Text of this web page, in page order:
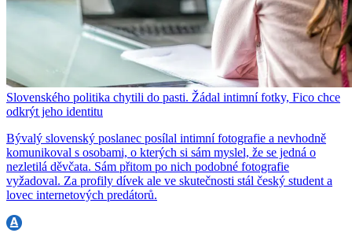
Slovenského politika chytili do pasti. Žádal intimní fotky, Fico chce
odkrýt jeho identitu
Bývalý slovenský poslanec posílal intimní fotografie a nevhodně
komunikoval s osobami, o kterých si sám myslel, že se jedná o
nezletilá děvčata. Sám přitom po nich podobné fotografie
vyžadoval. Za profily dívek ale ve skutečnosti stál český student a
lovec internetových predátorů.